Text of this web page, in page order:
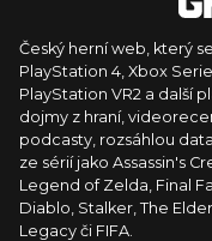
Český herní web, který
PlayStation 4, Xbox
PlayStation VR2 a další
dojmy z hraní,
podcasty, rozsáhlou
ze sérií jako Assassin's
Legend of Zelda, Final
Diablo, Stalker, The
Legacy či FIFA.